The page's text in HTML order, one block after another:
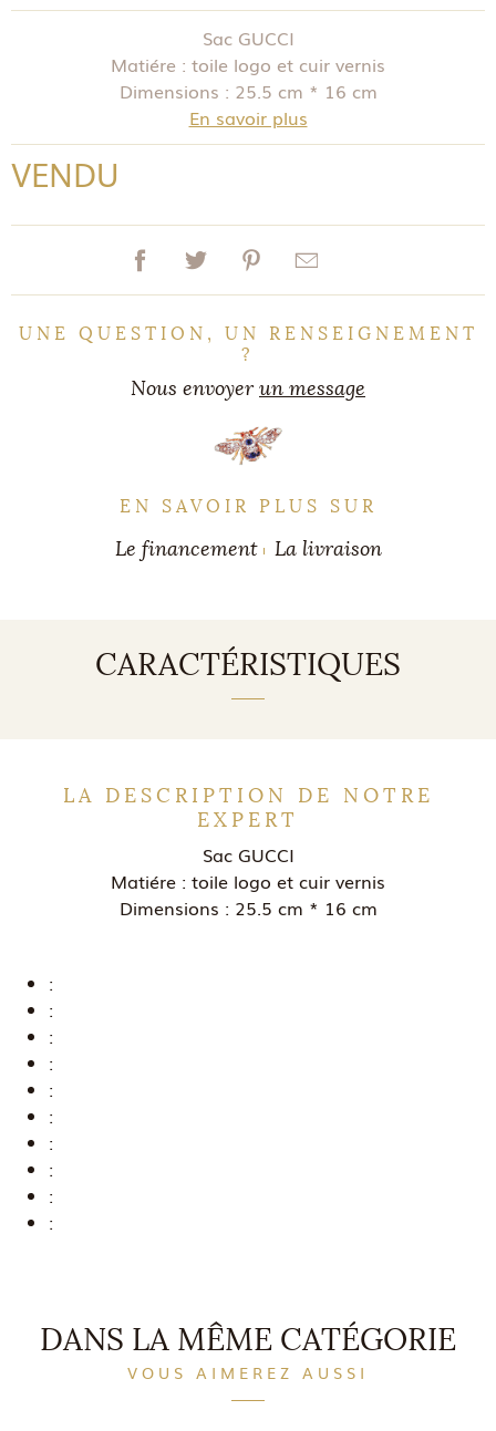
Sac GUCCI
Matiére : toile logo et cuir vernis
Dimensions : 25.5 cm * 16 cm
En savoir plus
VENDU
UNE QUESTION, UN RENSEIGNEMENT
?
Nous envoyerun message
EN SAVOIR PLUS SUR
Le financement La livraison
CARACTÉRISTIQUES
LA DESCRIPTION DE NOTRE
EXPERT
Sac GUCCI
Matiére : toile logo et cuir vernis
Dimensions : 25.5 cm * 16 cm
:
:
:
:
:
:
:
:
:
:
DANS LA MÊME CATÉGORIE
VOUS AIMEREZ AUSSI